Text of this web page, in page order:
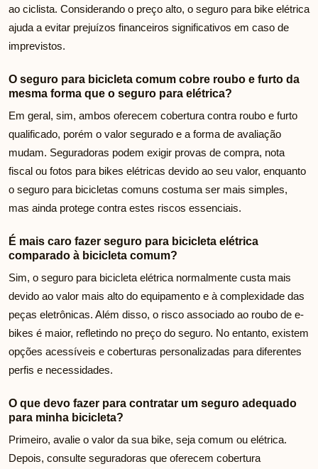
ao ciclista. Considerando o preço alto, o seguro para bike elétrica
ajuda a evitar prejuízos financeiros significativos em caso de
imprevistos.
O seguro para bicicleta comum cobre roubo e furto da
mesma forma que o seguro para elétrica?
Em geral, sim, ambos oferecem cobertura contra roubo e furto
qualificado, porém o valor segurado e a forma de avaliação
mudam. Seguradoras podem exigir provas de compra, nota
fiscal ou fotos para bikes elétricas devido ao seu valor, enquanto
o seguro para bicicletas comuns costuma ser mais simples,
mas ainda protege contra estes riscos essenciais.
É mais caro fazer seguro para bicicleta elétrica
comparado à bicicleta comum?
Sim, o seguro para bicicleta elétrica normalmente custa mais
devido ao valor mais alto do equipamento e à complexidade das
peças eletrônicas. Além disso, o risco associado ao roubo de e-
bikes é maior, refletindo no preço do seguro. No entanto, existem
opções acessíveis e coberturas personalizadas para diferentes
perfis e necessidades.
O que devo fazer para contratar um seguro adequado
para minha bicicleta?
Primeiro, avalie o valor da sua bike, seja comum ou elétrica.
Depois, consulte seguradoras que oferecem cobertura